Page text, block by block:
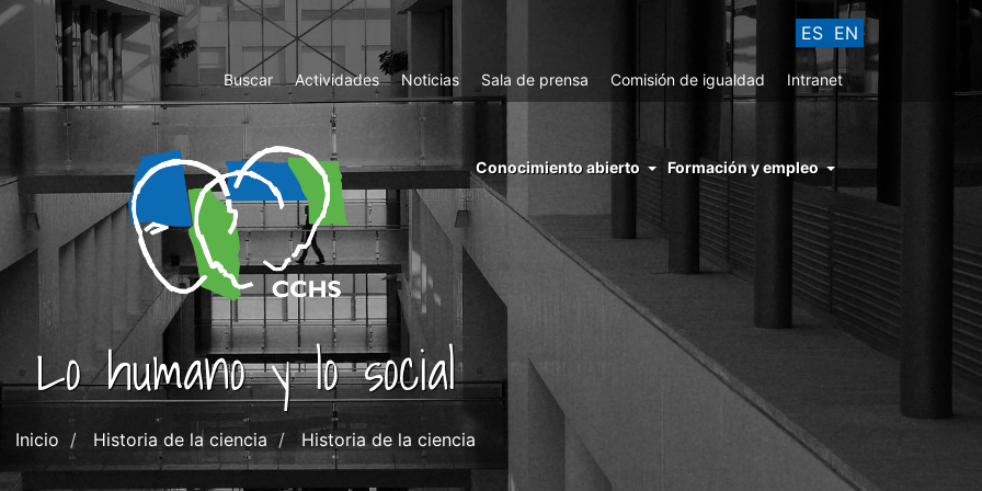
ES EN
Top
Menu
Buscar Actividades Noticias Sala de prensa Comisión de igualdad Intranet
menu
right
cchs
conocimiento
abierto
Conocimiento abierto Formación y empleo
Lo humano y lo social
Inicio Historia de la ciencia Historia de la ciencia